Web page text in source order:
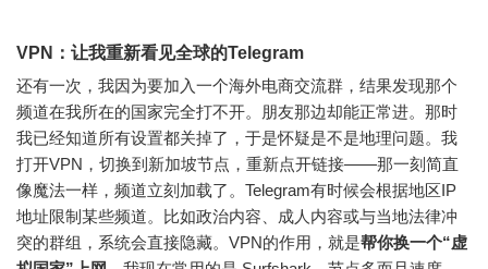
VPN：让我重新看见全球的Telegram
还有一次，我因为要加入一个海外电商交流群，结果发现那个
频道在我所在的国家完全打不开。朋友那边却能正常进。那时
我已经知道所有设置都关掉了，于是怀疑是不是地理问题。我
打开VPN，切换到新加坡节点，重新点开链接——那一刻简直
像魔法一样，频道立刻加载了。Telegram有时候会根据地区IP
地址限制某些频道。比如政治内容、成人内容或与当地法律冲
突的群组，系统会直接隐藏。 VPN的作用，就是帮你换一个“虚